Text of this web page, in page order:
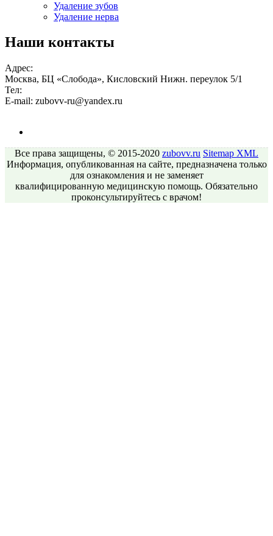
Удаление зубов
Удаление нерва
Наши контакты
Адрес:
Москва, БЦ «Слобода», Кисловский Нижн. переулок 5/1
Тел:
E-mail: zubovv-ru@yandex.ru
Все права защищены, © 2015-2020 zubovv.ru Sitemap XML
Информация, опубликованная на сайте, предназначена только
для ознакомления и не заменяет
квалифицированную медицинскую помощь. Обязательно
проконсультируйтесь с врачом!